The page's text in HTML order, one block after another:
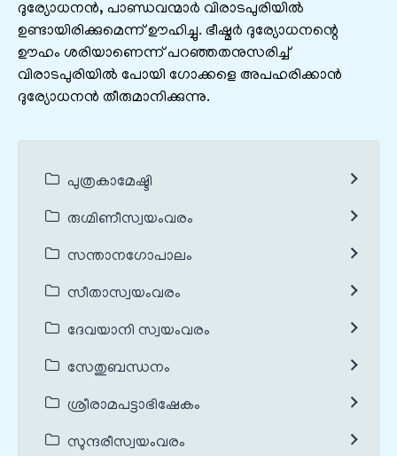
ദുര്യോധനൻ, പാണ്ഡവന്മാർ വിരാടപുരിയിൽ
ഉണ്ടായിരിക്കുമെന്ന് ഊഹിച്ചു. ഭീഷ്മർ ദുര്യോധനന്റെ
ഊഹം ശരിയാണെന്ന് പറഞ്ഞതനുസരിച്ച്
വിരാടപുരിയിൽ പോയി ഗോക്കളെ അപഹരിക്കാൻ
ദുര്യോധനൻ തീരുമാനിക്കുന്നു.
പുത്രകാമേഷ്ടി
രുഗ്മിണീസ്വയംവരം
സന്താനഗോപാലം
സീതാസ്വയംവരം
ദേവയാനി സ്വയംവരം
സേതുബന്ധനം
ശ്രീരാമപട്ടാഭിഷേകം
സുന്ദരീസ്വയംവരം